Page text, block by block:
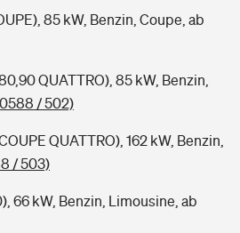
85 kW, Benzin, Coupe, ab
QUATTRO), 85 kW, Benzin,
/ 502)
QUATTRO), 162 kW, Benzin,
/ 503)
66 kW, Benzin, Limousine, ab